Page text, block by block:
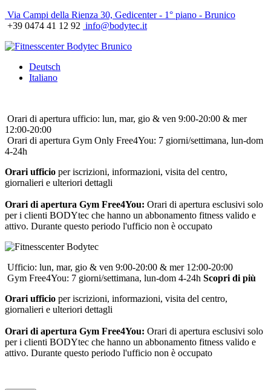
Via Campi della Rienza 30, Gedicenter - 1° piano - Brunico
+39 0474 41 12 92 info@bodytec.it
Deutsch
Italiano
Orari di apertura ufficio: lun, mar, gio & ven 9:00-20:00 & mer
12:00-20:00
Orari di apertura Gym Only Free4You: 7 giorni/settimana, lun-dom
4-24h
Orari ufficio per iscrizioni, informazioni, visita del centro,
giornalieri e ulteriori dettagli
Orari di apertura Gym Free4You: Orari di apertura esclusivi solo
per i clienti BODYtec che hanno un abbonamento fitness valido e
attivo. Durante questo periodo l'ufficio non è occupato
Ufficio: lun, mar, gio & ven 9:00-20:00 & mer 12:00-20:00
Gym Free4You: 7 giorni/settimana, lun-dom 4-24h Scopri di più
Orari ufficio per iscrizioni, informazioni, visita del centro,
giornalieri e ulteriori dettagli
Orari di apertura Gym Free4You: Orari di apertura esclusivi solo
per i clienti BODYtec che hanno un abbonamento fitness valido e
attivo. Durante questo periodo l'ufficio non è occupato